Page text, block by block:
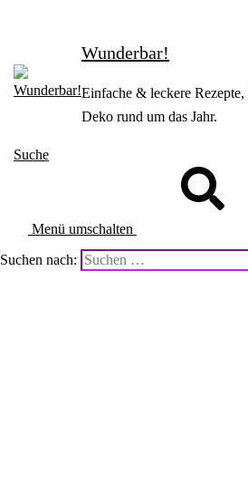
Wunderbar!
Einfache & leckere
Deko rund um das Jahr.
Suche
Menü umschalten
Suchen nach: